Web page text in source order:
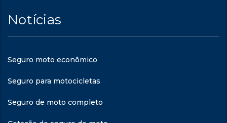
Notícias
Seguro moto econômico
Seguro para motocicletas
Seguro de moto completo